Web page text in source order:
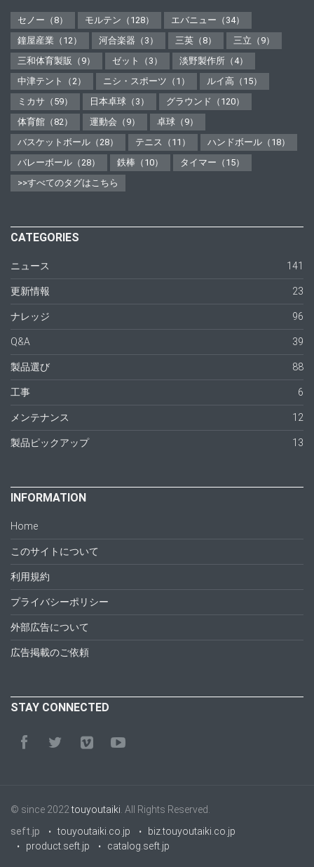
セノー（8） モルテン（128）
エバニュー（34）
鐘屋産業（12）
河合楽器（3） 三英（8）
三立（9）
三和体育製販（9）
ゼット（3）
淡野製作所（4）
中津テント（2）
ニシ・スポーツ（1）
ルイ高（15）
ミカサ（59）
日本卓球（3）
グラウンド（120）
体育館（82）
運動会（9）
卓球（9）
バスケットボール（28）
テニス（11）
ハンドボール（18）
バレーボール（28）
鉄棒（10）
タイマー（15）
>>すべてのタグはこちら
CATEGORIES
ニュース 141
更新情報 23
ナレッジ 96
Q&A 39
製品選び 88
工事 6
メンテナンス 12
製品ピックアップ 13
INFORMATION
Home
このサイトについて
利用規約
プライバシーポリシー
外部広告について
広告掲載のご依頼
STAY CONNECTED
© since 2022touyoutaiki. All Rights Reserved.
seft.jp
touyoutaiki.co.jp
biz.touyoutaiki.co.jp
product.seft.jp
catalog.seft.jp